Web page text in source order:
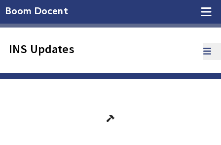
Boom Docent
INS Updates